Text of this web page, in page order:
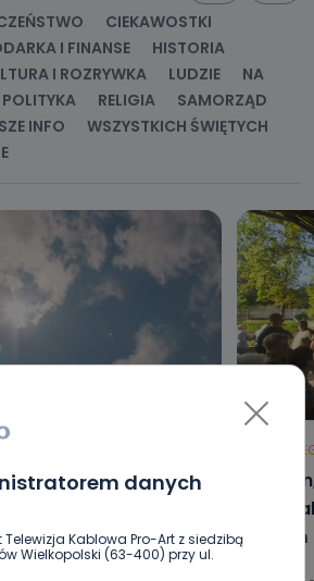
danych
Kablowa Pro-Art z siedzibą
Wielkopolski (63-400) przy ul.
CIEKAWOSTKI
I FINANSE
HISTORIA
I ROZRYWKA LUDZIE
NA
POLITYKA RELIGIA
SAMORZĄD
INFO
WSZYSTKICH ŚWIĘTYCH
dla właścicieli